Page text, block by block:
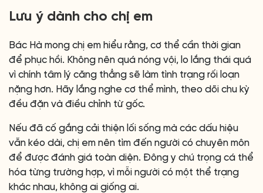
Lưu ý dành cho chị em
Bác Hà mong chị em hiểu rằng, cơ thể cần thời gian
để phục hồi. Không nên quá nóng vội, lo lắng thái quá
vì chính tâm lý căng thẳng sẽ làm tình trạng rối loạn
nặng hơn. Hãy lắng nghe cơ thể mình, theo dõi chu kỳ
đều đặn và điều chỉnh từ gốc.
Nếu đã cố gắng cải thiện lối sống mà các dấu hiệu
vẫn kéo dài, chị em nên tìm đến người có chuyên môn
để được đánh giá toàn diện. Đông y chú trọng cá thể
hóa từng trường hợp, vì mỗi người có một thể trạng
khác nhau, không ai giống ai.